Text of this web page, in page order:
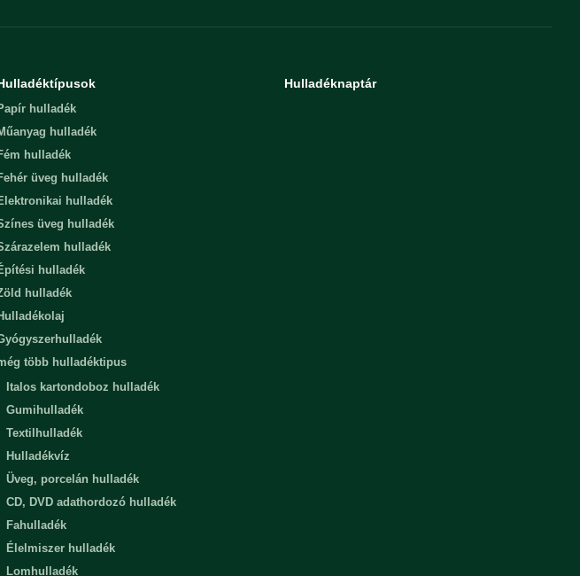
hulladék
hulladék
hulladék
üveg hulladék
hulladék
üveg hulladék
hulladék
hulladék
hulladék
több hulladéktipus
Italos kartondoboz hulladék
Gumihulladék
Textilhulladék
Hulladékvíz
Üveg, porcelán hulladék
CD, DVD adathordozó hulladék
Fahulladék
Élelmiszer hulladék
Lomhulladék
Hulladéknaptár